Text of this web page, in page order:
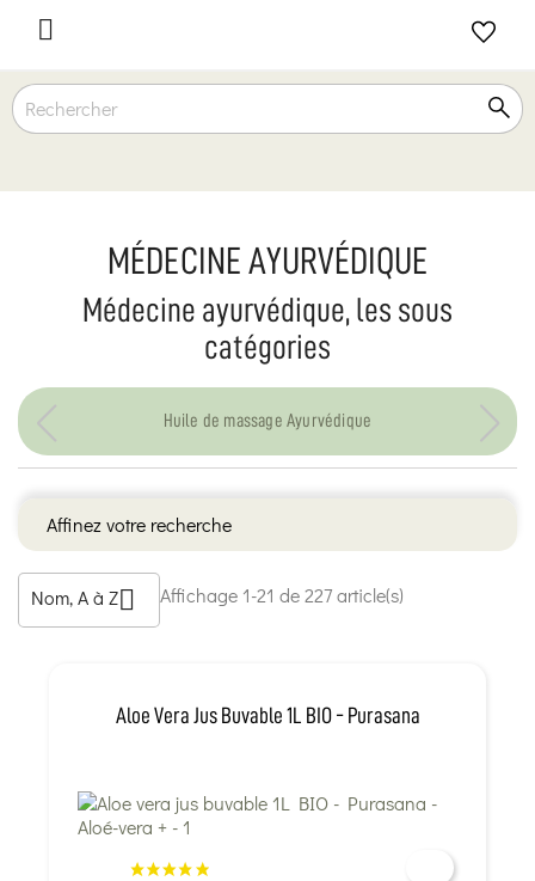

MÉDECINE AYURVÉDIQUE
Médecine ayurvédique, les sous
catégories
Huile de massage Ayurvédique
Affinez votre recherche
Nom, A à Z Affichage 1-21 de 227 article(s)
Aloe Vera Jus Buvable 1L BIO - Purasana